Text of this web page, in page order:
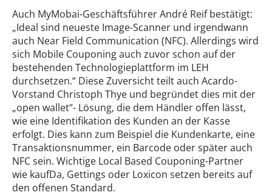
Auch MyMobai-Geschäftsführer André Reif bestätigt:
„Ideal sind neueste Image-Scanner und irgendwann
auch Near Field Communication (NFC). Allerdings wird
sich Mobile Couponing auch zuvor schon auf der
bestehenden Technologieplattform im LEH
durchsetzen.“ Diese Zuversicht teilt auch Acardo-
Vorstand Christoph Thye und begründet dies mit der
„open wallet“- Lösung, die dem Händler offen lässt,
wie eine Identifikation des Kunden an der Kasse
erfolgt. Dies kann zum Beispiel die Kundenkarte, eine
Transaktionsnummer, ein Barcode oder später auch
NFC sein. Wichtige Local Based Couponing-Partner
wie kaufDa, Gettings oder Loxicon setzen bereits auf
den offenen Standard.